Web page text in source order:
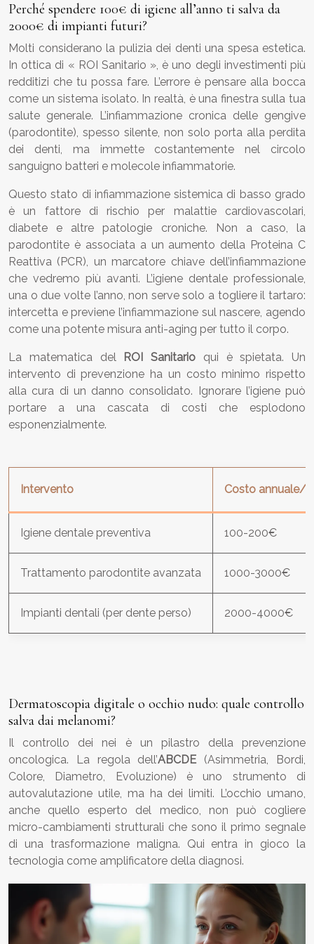
Perché spendere 100€ di igiene all’anno ti salva da
2000€ di impianti futuri?
Molti considerano la pulizia dei denti una spesa estetica.
In ottica di « ROI Sanitario », è uno degli investimenti più
redditizi che tu possa fare. L’errore è pensare alla bocca
come un sistema isolato. In realtà, è una finestra sulla tua
salute generale. L’infiammazione cronica delle gengive
(parodontite), spesso silente, non solo porta alla perdita
dei denti, ma immette costantemente nel circolo
sanguigno batteri e molecole infiammatorie.
Questo stato di infiammazione sistemica di basso grado
è un fattore di rischio per malattie cardiovascolari,
diabete e altre patologie croniche. Non a caso, la
parodontite è associata a un aumento della Proteina C
Reattiva (PCR), un marcatore chiave dell’infiammazione
che vedremo più avanti. L’igiene dentale professionale,
una o due volte l’anno, non serve solo a togliere il tartaro:
intercetta e previene l’infiammazione sul nascere, agendo
come una potente misura anti-aging per tutto il corpo.
La matematica del ROI Sanitario qui è spietata. Un
intervento di prevenzione ha un costo minimo rispetto
alla cura di un danno consolidato. Ignorare l’igiene può
portare a una cascata di costi che esplodono
esponenzialmente.
Intervento Costo annuale/
Igiene dentale preventiva 100-200€
Trattamento parodontite avanzata 1000-3000€
Impianti dentali (per dente perso) 2000-4000€
Dermatoscopia digitale o occhio nudo: quale controllo
salva dai melanomi?
Il controllo dei nei è un pilastro della prevenzione
oncologica. La regola dell’ABCDE (Asimmetria, Bordi,
Colore, Diametro, Evoluzione) è uno strumento di
autovalutazione utile, ma ha dei limiti. L’occhio umano,
anche quello esperto del medico, non può cogliere
micro-cambiamenti strutturali che sono il primo segnale
di una trasformazione maligna. Qui entra in gioco la
tecnologia come amplificatore della diagnosi.